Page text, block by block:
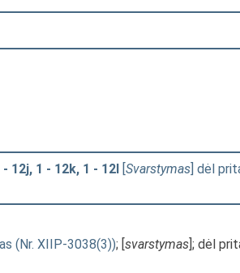
12j, 1 - 12k, 1 - 12l [Svarstymas] dėl
(Nr. XIIP-3038(3)); [svarstymas]; dėl